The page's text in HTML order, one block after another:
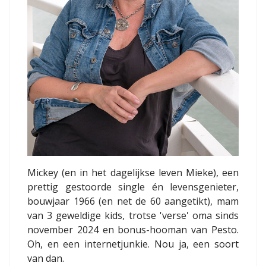
Mickey (en in het dagelijkse leven Mieke), een
prettig gestoorde single én levensgenieter,
bouwjaar 1966 (en net de 60 aangetikt), mam
van 3 geweldige kids, trotse 'verse' oma sinds
november 2024 en bonus-hooman van Pesto.
Oh, en een internetjunkie. Nou ja, een soort
van dan.